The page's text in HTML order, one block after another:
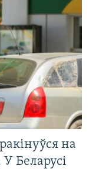
на
Беларусі